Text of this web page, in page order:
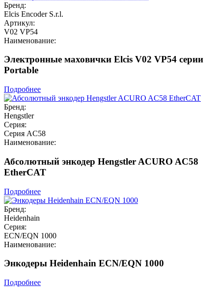
Бренд:
Elcis Encoder S.r.l.
Артикул:
V02 VP54
Наименование:
Электронные маховички Elcis V02 VP54 серии
Portable
Подробнее
Бренд:
Hengstler
Серия:
Серия AC58
Наименование:
Абсолютный энкодер Hengstler ACURO AC58
EtherCAT
Подробнее
Бренд:
Heidenhain
Серия:
ECN/EQN 1000
Наименование:
Энкодеры Heidenhain ECN/EQN 1000
Подробнее